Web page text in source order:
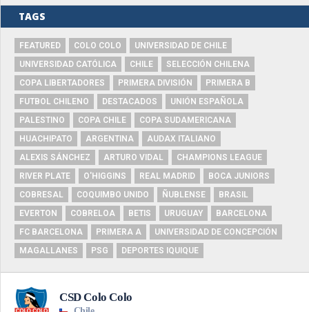
TAGS
FEATURED COLO COLO
UNIVERSIDAD DE CHILE
UNIVERSIDAD CATÓLICA
CHILE
SELECCIÓN CHILENA
COPA LIBERTADORES
PRIMERA DIVISIÓN
PRIMERA B
FUTBOL CHILENO
DESTACADOS
UNIÓN ESPAÑOLA
PALESTINO
COPA CHILE
COPA SUDAMERICANA
HUACHIPATO
ARGENTINA
AUDAX ITALIANO
ALEXIS SÁNCHEZ
ARTURO VIDAL
CHAMPIONS LEAGUE
RIVER PLATE
O'HIGGINS REAL MADRID
BOCA JUNIORS
COBRESAL
COQUIMBO UNIDO ÑUBLENSE
BRASIL
EVERTON
COBRELOA BETIS URUGUAY
BARCELONA
FC BARCELONA
PRIMERA A
UNIVERSIDAD DE CONCEPCIÓN
MAGALLANES
PSG DEPORTES IQUIQUE